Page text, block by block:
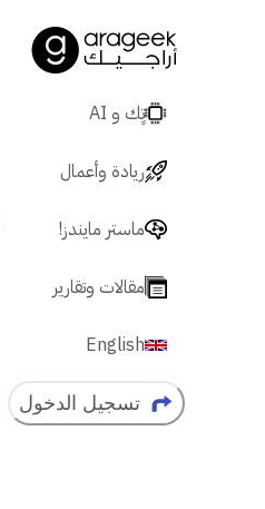
تٍك و AI
ريادة وأعمال
ماستر مايندز!
مقالات وتقارير
English
تسجيل الدخول